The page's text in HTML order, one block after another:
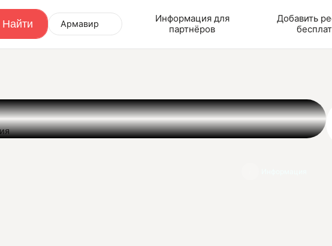
Армавир
Информация для
партнёров
Добавить